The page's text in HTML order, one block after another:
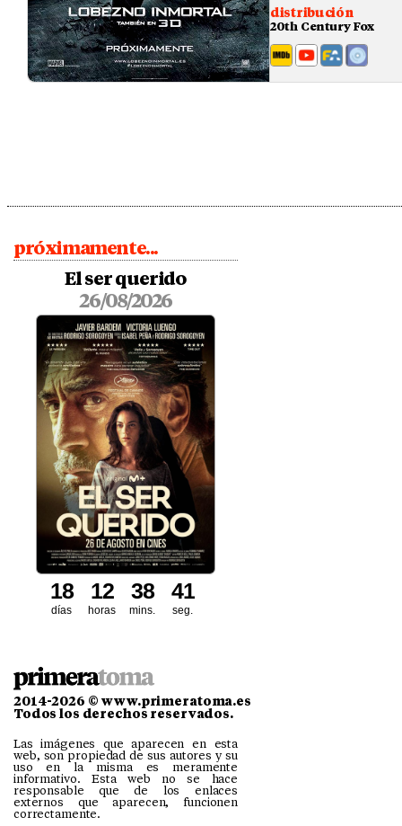
distribución
20th Century Fox
próximamente...
El ser querido
26/08/2026
días
18
horas
12
mins.
38
seg.
3
4
9
0
2014-2026 © www.primeratoma.es
Todos los derechos reservados.
Las imágenes que aparecen en esta
web, son propiedad de sus autores y su
uso en la misma es meramente
informativo. Esta web no se hace
responsable que de los enlaces
externos que aparecen, funcionen
correctamente.